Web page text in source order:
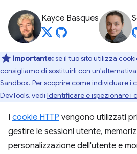
Kayce Basques
Importante:se il tuo sito utilizza
consigliamo di sostituirli con
Sandbox. Per scoprire come individuare i
DevTools, vedi Identificare e ispezionare i
I cookie HTTP vengono utilizzati
gestire le sessioni utente,
personalizzazione dell'utente e